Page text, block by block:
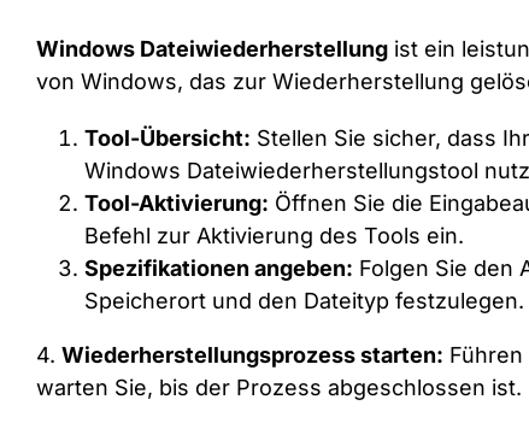
Windows Dateiwiederherstellungist ein
von Windows, das zur Wiederherstellung
Tool-Übersicht: Stellen Sie sicher, dass
Windows Dateiwiederherstellungstool
Tool-Aktivierung: Öffnen Sie die
Befehl zur Aktivierung des Tools ein.
Spezifikationen angeben: Folgen Sie den
Speicherort und den Dateityp festzulegen.
4. Wiederherstellungsprozess starten:
warten Sie, bis der Prozess abgeschlossen ist.